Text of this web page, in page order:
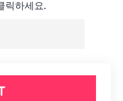
릭하세요.